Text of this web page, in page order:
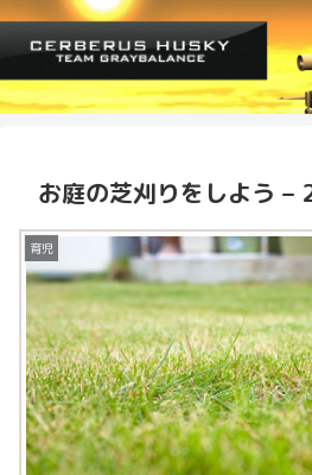
お庭の芝刈りをしよう –
育児